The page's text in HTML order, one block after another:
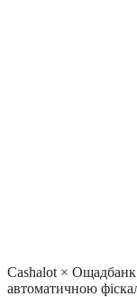
Cashalot ×
автоматичною